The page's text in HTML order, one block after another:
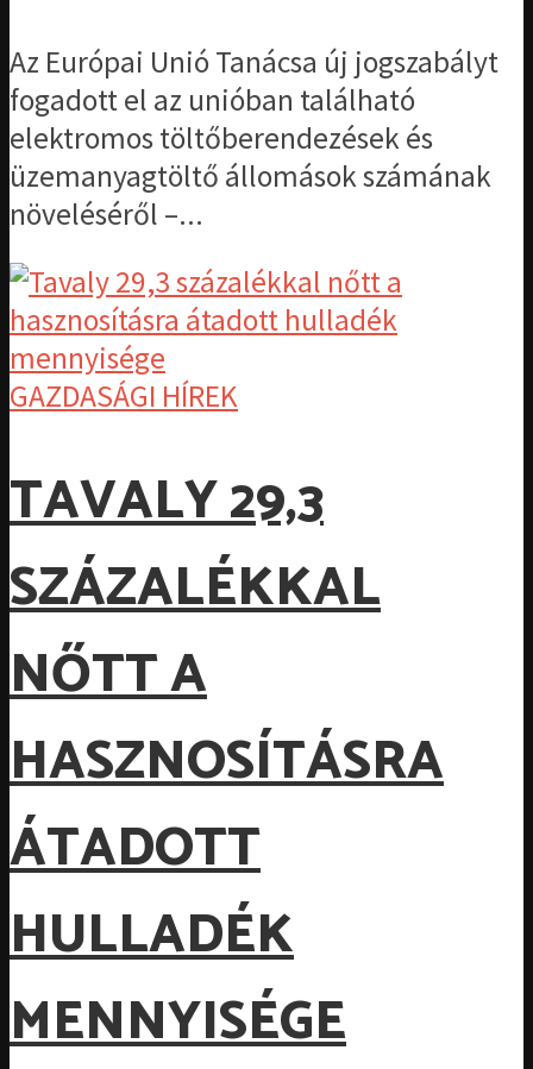
Az Európai Unió Tanácsa új jogszabályt
fogadott el az unióban található
elektromos töltőberendezések és
üzemanyagtöltő állomások számának
növeléséről –...
GAZDASÁGI HÍREK
TAVALY 29,3
SZÁZALÉKKAL
NŐTT A
HASZNOSÍTÁSRA
ÁTADOTT
HULLADÉK
MENNYISÉGE